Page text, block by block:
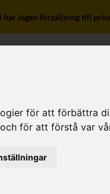
för att förbättra
för att förstå var
ingen försäljning till